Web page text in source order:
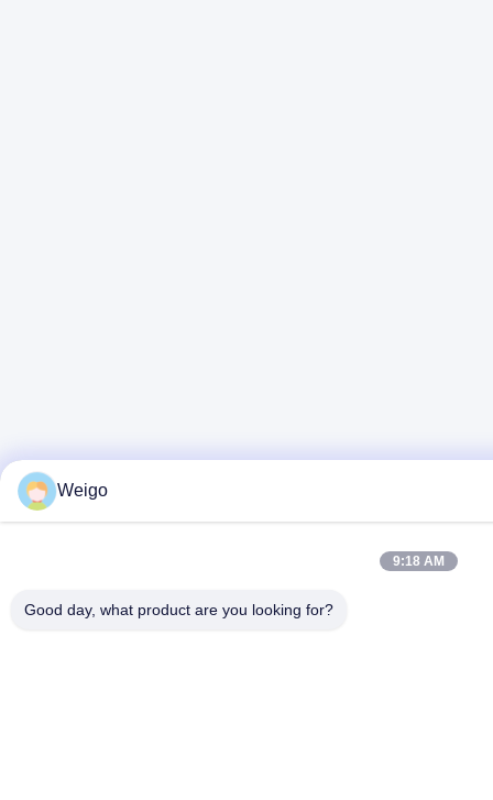
Weigo
9:18 AM
Good day, what product are you looking for?